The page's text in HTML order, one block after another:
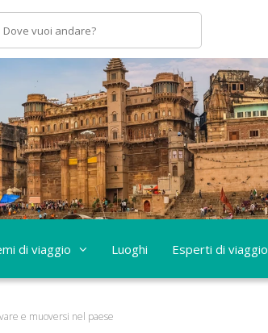
di viaggio Luoghi Esperti di viaggio
e muoversi nel paese